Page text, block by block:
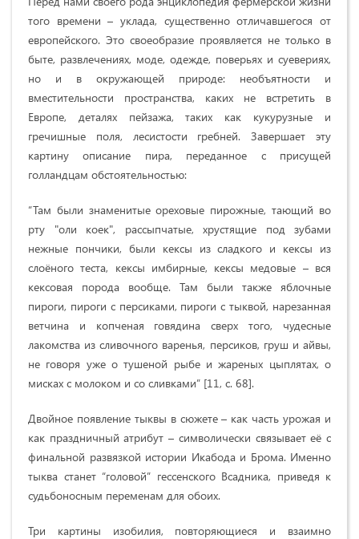
того времени – уклада, существенно отличавшегося от
европейского. Это своеобразие проявляется не только в
быте, развлечениях, моде, одежде, поверьях и суевериях,
но и в окружающей природе: необъятности и
вместительности пространства, каких не встретить в
Европе, деталях пейзажа, таких как кукурузные и
гречишные поля, лесистости гребней. Завершает эту
картину описание пира, переданное с присущей
голландцам обстоятельностью:
“Там были знаменитые ореховые пирожные, тающий во
рту "оли коек", рассыпчатые, хрустящие под зубами
нежные пончики, были кексы из сладкого и кексы из
слоёного теста, кексы имбирные, кексы медовые – вся
кексовая порода вообще. Там были также яблочные
пироги, пироги с персиками, пироги с тыквой, нарезанная
ветчина и копченая говядина сверх того, чудесные
лакомства из сливочного варенья, персиков, груш и айвы,
не говоря уже о тушеной рыбе и жареных цыплятах, о
мисках с молоком и со сливками” [11, c. 68].
Двойное появление тыквы в сюжете – как часть урожая и
как праздничный атрибут – символически связывает её с
финальной развязкой истории Икабода и Брома. Именно
тыква станет “головой” гессенского Всадника, приведя к
судьбоносным переменам для обоих.
Три картины изобилия, повторяющиеся и взаимно